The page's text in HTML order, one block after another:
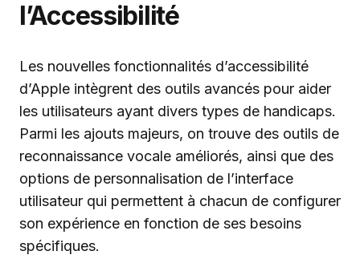
l’Accessibilité
Les nouvelles fonctionnalités d’accessibilité
d’Apple intègrent des outils avancés pour aider
les utilisateurs ayant divers types de handicaps.
Parmi les ajouts majeurs, on trouve des outils de
reconnaissance vocale améliorés, ainsi que des
options de personnalisation de l’interface
utilisateur qui permettent à chacun de configurer
son expérience en fonction de ses besoins
spécifiques.